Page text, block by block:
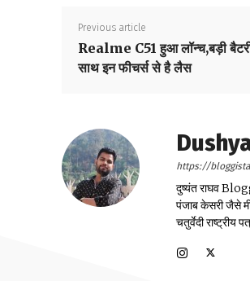
Previous article
Realme C51 हुआ लॉन्च,बड़ी
साथ इन फीचर्स से है लैस
https://
दुष्यंत राघव
पंजाब केसरी जैसे
चतुर्वेदी राष्ट्रीय